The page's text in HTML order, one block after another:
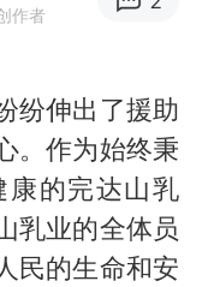
独闯南太行失联14天的女子已找到
男子攒206小时加班调休被拒获赔1.6万
级地震
国内发现多起“Sorry”勒索病毒攻击
强排至黄浦江
作者
纷伸出了援助
。作为始终秉
的完达山乳
乳业的全体员
民的生命和安